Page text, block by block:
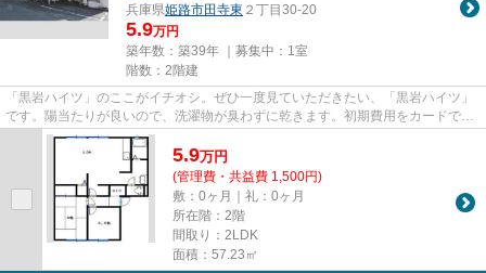
兵庫県姫路市田寺東 ２丁目30-20
5.9万円
築年数：築39年 ｜募集中： 1室
階数：2階建
「黒岩ハイツ」のここがイチオシ。ぜひ一度見ていただきたい、「黒岩ハイツ」
です。陽当たりが良いので、洗濯物が臭わずに乾きます。初期費用をカードでお
支払いいただけるので、カー...
5.9万円
(管理費・共益費 1,500円)
敷：0ヶ月｜礼：0ヶ月
所在階：2階
間取り：2LDK
面積：57.23㎡